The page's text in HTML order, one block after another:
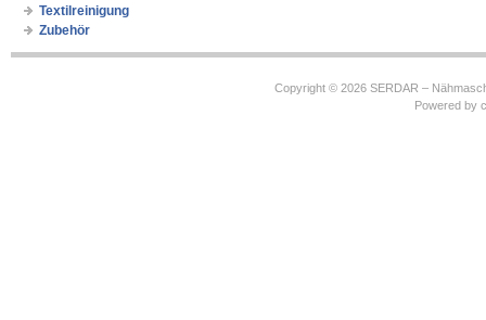
Textilreinigung
Zubehör
Copyright © 2026 SERDAR –
Powered by